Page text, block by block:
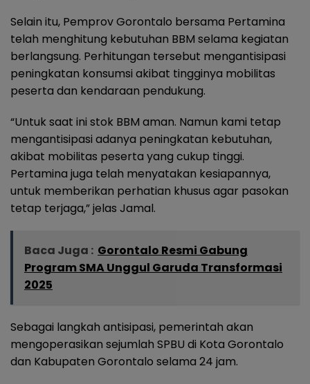
Selain itu, Pemprov Gorontalo bersama Pertamina
telah menghitung kebutuhan BBM selama kegiatan
berlangsung. Perhitungan tersebut mengantisipasi
peningkatan konsumsi akibat tingginya mobilitas
peserta dan kendaraan pendukung.
“Untuk saat ini stok BBM aman. Namun kami tetap
mengantisipasi adanya peningkatan kebutuhan,
akibat mobilitas peserta yang cukup tinggi.
Pertamina juga telah menyatakan kesiapannya,
untuk memberikan perhatian khusus agar pasokan
tetap terjaga,” jelas Jamal.
Baca Juga : Gorontalo Resmi Gabung
Program SMA Unggul Garuda Transformasi
2025
Sebagai langkah antisipasi, pemerintah akan
mengoperasikan sejumlah SPBU di Kota Gorontalo
dan Kabupaten Gorontalo selama 24 jam.